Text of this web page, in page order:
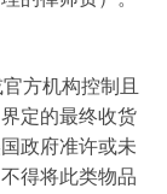
方机构控制且
定的最终收货
政府准许或未
得将此类物品